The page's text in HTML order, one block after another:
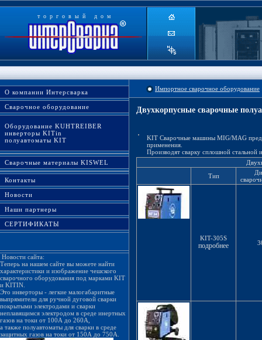
торговый дом
О компании Интерсварка
Сварочное оборудование
Оборудование KUHTREIBER
инверторы KITin
полуавтоматы KIT
Сварочные материалы KISWEL
Контакты
Новости
Наши партнеры
СЕРТИФИКАТЫ
Новости сайта:
Теперь на нашем сайте вы можете найти
характеристики и изображение чешского
сварочного оборудования под марками KIT
и KITIN.
Это инверторы - легкие малогабаритные
выпрямители для ручной дуговой сварки
покрытыми электродами и сварки
неплавящимся электродом в среде инертных
газов на токи от 100А до 260А,
а также полуавтоматы для сварки в среде
защитных газов на токи от 150А до 750А.
Импортное сварочное оборудование
Двухкорпусные сварочные
KIT Сварочные машины MIG/MAG
применения.
Производят сварку сплошной стальной
Тип
KIT-305S
подробнее